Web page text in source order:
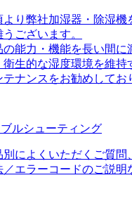
より弊社加湿器・除湿
うございます。
の能力・機能を長い間に
衛生的な湿度環境を維持
テナンスをお勧めしてお
ルシューティング
別によくいただくご質問
／エラーコードのご説明